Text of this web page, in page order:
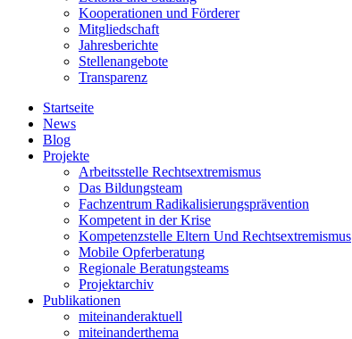
Kooperationen und Förderer
Mitgliedschaft
Jahresberichte
Stellenangebote
Transparenz
Startseite
News
Blog
Projekte
Arbeitsstelle Rechtsextremismus
Das Bildungsteam
Fachzentrum Radikalisierungsprävention
Kompetent in der Krise
Kompetenzstelle Eltern Und Rechtsextremismus
Mobile Opferberatung
Regionale Beratungsteams
Projektarchiv
Publikationen
miteinanderaktuell
miteinanderthema